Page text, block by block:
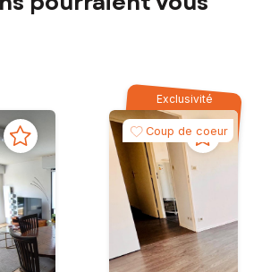
Exclusivité
Coup de coeur